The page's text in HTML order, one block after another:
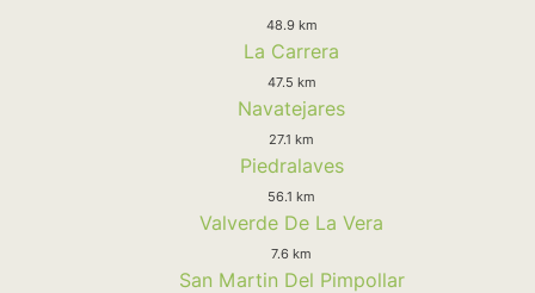
48.9 km
La Carrera
47.5 km
Navatejares
27.1 km
Piedralaves
56.1 km
Valverde De La Vera
7.6 km
San Martin Del Pimpollar